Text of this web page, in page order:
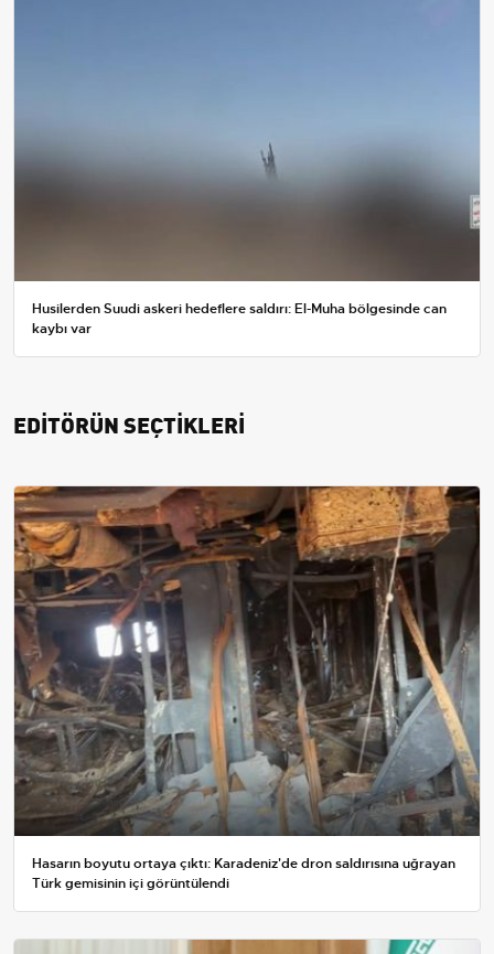
Husilerden Suudi askeri hedeflere saldırı: El-Muha bölgesinde can
kaybı var
EDİTÖRÜN SEÇTİKLERİ
Hasarın boyutu ortaya çıktı: Karadeniz'de dron saldırısına uğrayan
Türk gemisinin içi görüntülendi